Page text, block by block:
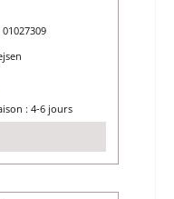
01027309
:
: 4-6 jours